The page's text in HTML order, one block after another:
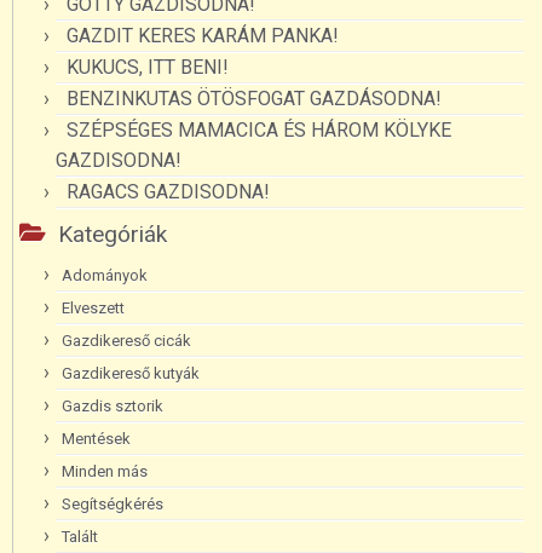
GOTTY GAZDISODNA!
GAZDIT KERES KARÁM PANKA!
KUKUCS, ITT BENI!
BENZINKUTAS ÖTÖSFOGAT GAZDÁSODNA!
SZÉPSÉGES MAMACICA ÉS HÁROM KÖLYKE
GAZDISODNA!
RAGACS GAZDISODNA!
Kategóriák
Adományok
Elveszett
Gazdikereső cicák
Gazdikereső kutyák
Gazdis sztorik
Mentések
Minden más
Segítségkérés
Talált